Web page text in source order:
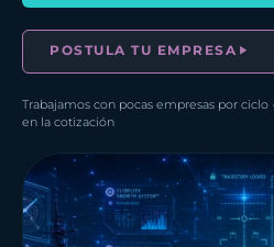
POSTULA TU EMPRESA
Trabajamos con pocas empresas por ciclo
en la cotización